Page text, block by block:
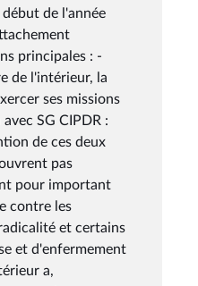
de l'année
principales : -
de l'intérieur, la
ses missions
SG CIPDR :
de ces deux
pas
pour important
contre les
et certains
et d'enfermement
a,